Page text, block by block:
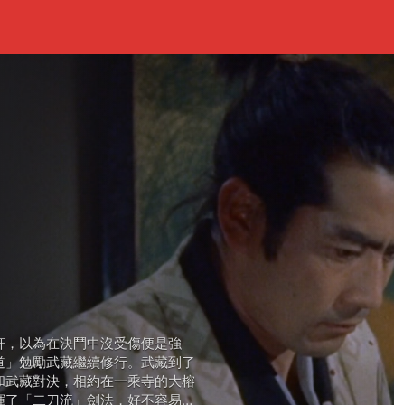
以為在決鬥中沒受傷便是強
勉勵武藏繼續修行。武藏到了
武藏對決，相約在一乘寺的大榕
「二刀流」劍法，好不容易從